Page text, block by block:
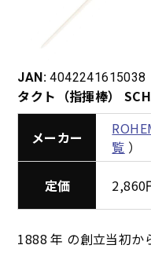
JAN: 4042241615038
タクト（指揮棒）
メーカー
覧 ）
定価 2,860
1888 年 の創立当初か